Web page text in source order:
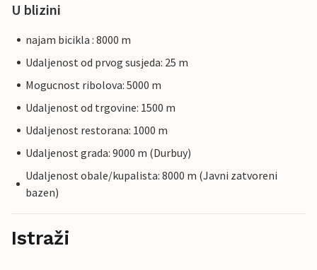
U blizini
najam bicikla : 8000 m
Udaljenost od prvog susjeda: 25 m
Mogucnost ribolova: 5000 m
Udaljenost od trgovine: 1500 m
Udaljenost restorana: 1000 m
Udaljenost grada: 9000 m (Durbuy)
Udaljenost obale/kupalista: 8000 m (Javni zatvoreni
bazen)
Istraži